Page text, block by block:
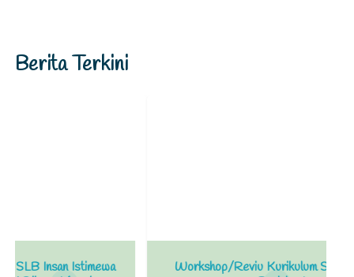
Berita Terkini
Workshop/Reviu Kurikulum SLB Insan Istimewa